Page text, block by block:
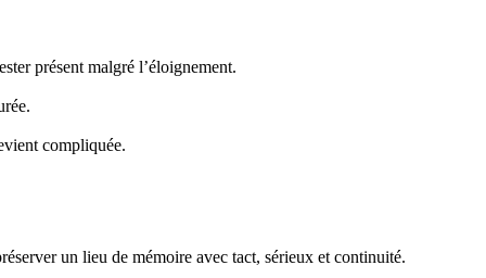
présent malgré l’éloignement.
compliquée.
un lieu de mémoire avec tact, sérieux et continuité.